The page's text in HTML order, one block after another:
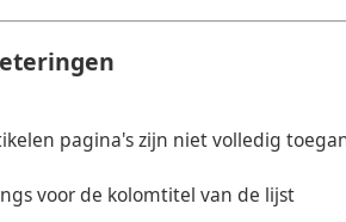
pagina's zijn niet volledig
voor de kolomtitel van de lijst